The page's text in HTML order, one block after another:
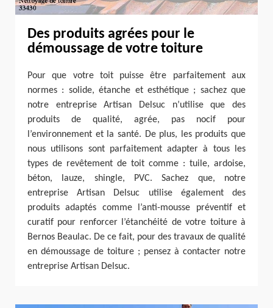
Des produits agrées pour le
démoussage de votre toiture
Pour que votre toit puisse être parfaitement aux
normes : solide, étanche et esthétique ; sachez que
notre entreprise Artisan Delsuc n’utilise que des
produits de qualité, agrée, pas nocif pour
l’environnement et la santé. De plus, les produits que
nous utilisons sont parfaitement adapter à tous les
types de revêtement de toit comme : tuile, ardoise,
béton, lauze, shingle, PVC. Sachez que, notre
entreprise Artisan Delsuc utilise également des
produits adaptés comme l’anti-mousse préventif et
curatif pour renforcer l’étanchéité de votre toiture à
Bernos Beaulac. De ce fait, pour des travaux de qualité
en démoussage de toiture ; pensez à contacter notre
entreprise Artisan Delsuc.